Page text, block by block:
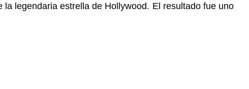
legendaria estrella de Hollywood. El resultado fue uno